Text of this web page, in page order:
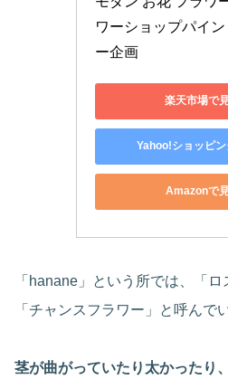
ワーショップパイ
ー企画
楽天市場で
Yahoo!ショッピ
Amazonで
「hanane」という所では、「
「チャンスフラワー」と呼んで
茎が曲がっていたり太かったり